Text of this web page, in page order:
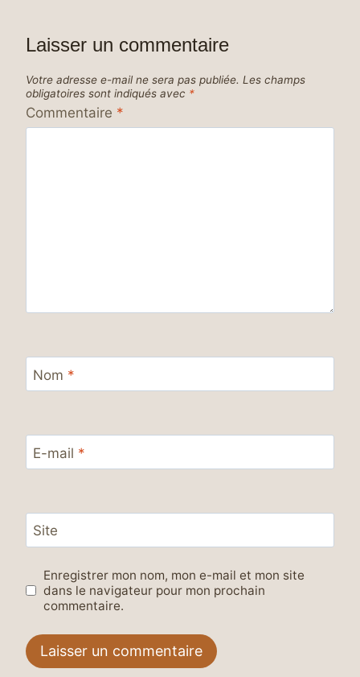
Laisser un commentaire
Votre adresse e-mail ne sera pas publiée. Les champs
obligatoires sont indiqués avec *
Commentaire *
Nom *
E-mail *
Site
Enregistrer mon nom, mon e-mail et mon site
dans le navigateur pour mon prochain
commentaire.